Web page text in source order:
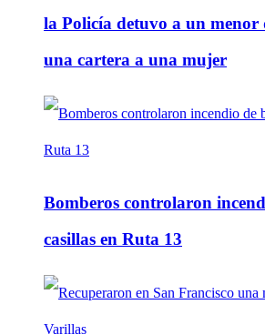
la Policía detuvo a un
una cartera a una mujer
Bomberos controlaron
casillas en Ruta 13